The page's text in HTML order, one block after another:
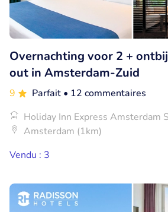
Overnachting voor 2 +
out in Amsterdam-Zuid
9 Parfait • 12 commentaires
Holiday Inn Express Amsterdam
Amsterdam (1km)
Vendu : 3